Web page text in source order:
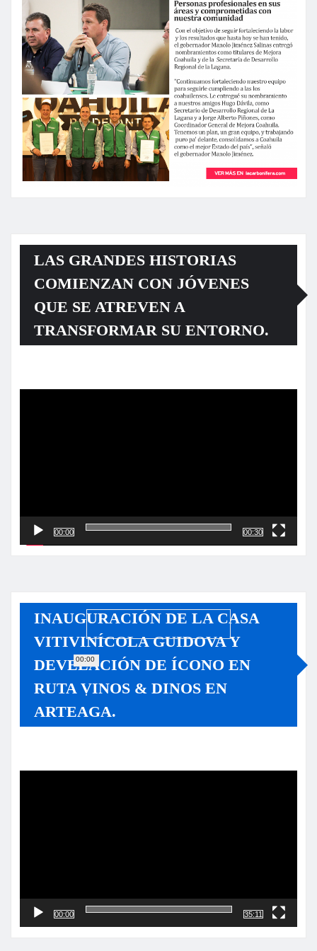
LAS GRANDES HISTORIAS
COMIENZAN CON JÓVENES
QUE SE ATREVEN A
TRANSFORMAR SU ENTORNO.
00:00
00:00
00:30
INAUGURACIÓN DE LA CASA
VITIVINÍCOLA GUIDOVA Y
DEVELACIÓN DE ÍCONO EN
RUTA VINOS & DINOS EN
ARTEAGA.
00:00 35:11